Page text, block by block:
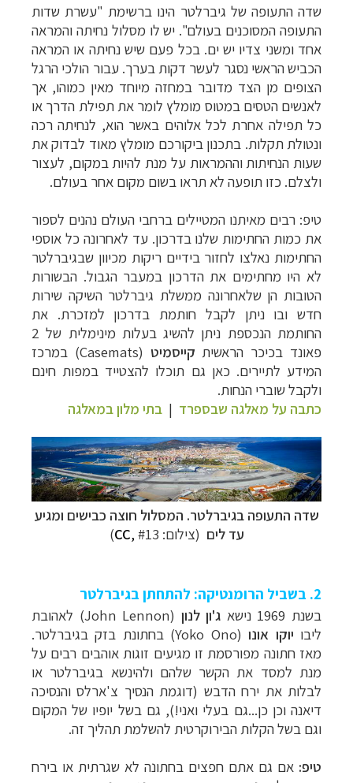
שדה התעופה של גיברלטר הינו ברשימת "עשרת שדות
התעופה המסוכנים בעולם". יש לו מסלול נחיתה והמראה
אחד ומשני צדיו יש ים. בכל פעם שיש נחיתה או המראה
הכביש הראשי נסגר לעשר דקות בערך. עבור הולכי הרגל
הצופים מן הצד מדובר במחזה מיוחד מאין כמוהו, אך
לאנשים הטסים במטוס מומלץ לומר את תפילת הדרך או
כל תפילה אחרת לכל אלוהים באשר הוא, לנחיתה רכה
ונטולת תקלות. בתכנון ביקורכם מומלץ מאוד לבדוק את
שעות הנחיתות וההמראות על מנת להיות במקום, לעצור
ולצלם. כזו תופעה לא תראו בשום מקום אחר בעולם.
טיפ: רבים מאיתנו המטיילים ברחבי העולם נהנים לספור
את כמות החתימות שלנו בדרכון. עד לאחרונה כל אוספי
החתימות נאלצו לחזור בידיים ריקות מכיוון שבגיברלטר
לא היו מחתימים את הדרכון במעבר הגבול. הבשורות
הטובות הן שלאחרונה ממשלת גיברלטר השיקה שירות
חדש ובו ניתן לקבל חותמת בדרכון למזכרת. את
החותמת הנכספת ניתן להשיג בעלות מינימלית של 2
פאונד בכיכר הראשית קייסמיט (
Casemats) במרכז
המידע לתיירים. כאן גם תוכלו להצטייד במפות חינם
ולקבל שוברי הנחות.
כתבה על מאלגה שבספרד | בתי מלון במאלגה
שדה התעופה בגיברלטר. המסלול חוצה כבישים ומגיע
עד לים (צילום: CC, #13
)
2. בשביל הרומנטיקה: להתחתן בגיברלטר
בשנת 1969 נישא
ג'ון לנון (
John Lennon) לאהובת
ליבו יוקו אונו(
Yoko Ono) בחתונת בזק בגיברלטר.
מאז חתונה מפורסמת זו מגיעים זוגות אוהבים רבים על
מנת למסד את הקשר שלהם ולהינשא בגיברלטר או
לבלות את ירח הדבש (דוגמת הנסיך צ'ארלס והנסיכה
דיאנה וכן כן...גם בעלי ואני!), גם בשל יופיו של המקום
וגם בשל הקלות הבירוקרטית להשלמת תהליך זה.
טיפ: אם גם אתם חפצים בחתונה לא שגרתית או בירח